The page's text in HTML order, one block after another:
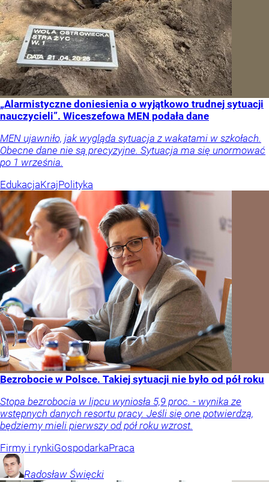
„Alarmistyczne doniesienia o wyjątkowo trudnej sytuacji
nauczycieli”. Wiceszefowa MEN podała dane
MEN ujawniło, jak wygląda sytuacja z wakatami w szkołach.
Obecne dane nie są precyzyjne. Sytuacja ma się unormować
po 1 września.
EdukacjaKrajPolityka
Bezrobocie w Polsce. Takiej sytuacji nie było od pół roku
Stopa bezrobocia w lipcu wyniosła 5,9 proc. - wynika ze
wstępnych danych resortu pracy. Jeśli się one potwierdzą,
będziemy mieli pierwszy od pół roku wzrost.
Firmy i rynkiGospodarkaPraca
Radosław Święcki